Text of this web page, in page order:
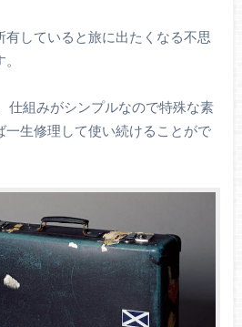
有していると旅に出たくなる不思
仕組みがシンプルなので特殊な素
一生修理して使い続けることがで